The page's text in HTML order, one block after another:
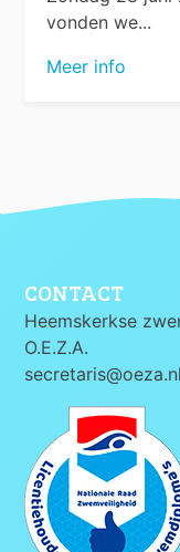
vonden we...
Meer info
CONTACT
Heemskerkse
O.E.Z.A.
secretaris@oeza.nl